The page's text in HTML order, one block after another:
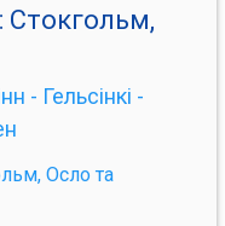
Стокгольм,
- Гельсінкі -